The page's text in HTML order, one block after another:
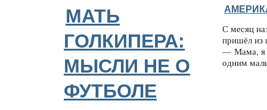
МАТЬ
ГОЛКИПЕРА:
МЫСЛИ НЕ О
ФУТБОЛЕ
С месяц
пришёл из
— Мама, я
одним